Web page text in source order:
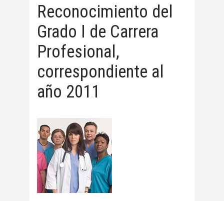
Reconocimiento del
Grado I de Carrera
Profesional,
correspondiente al
año 2011